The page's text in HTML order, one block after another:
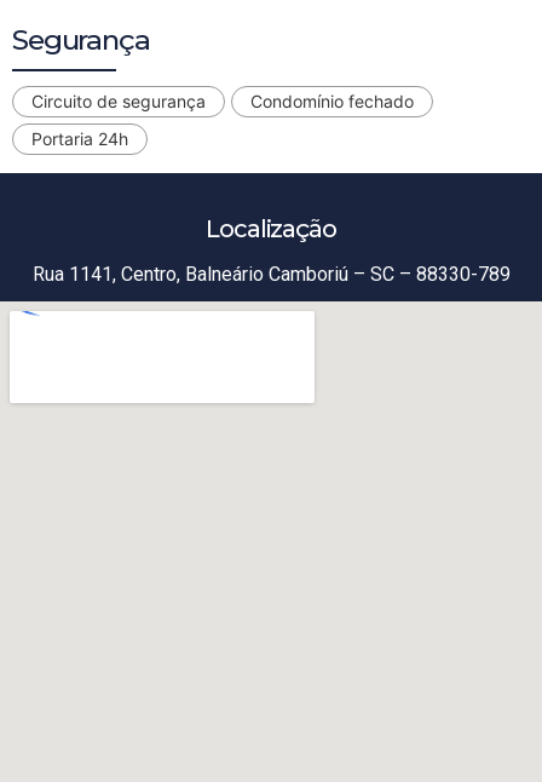
Segurança
Circuito de segurança
Condomínio fechado
Portaria 24h
Localização
Rua 1141, Centro, Balneário Camboriú – SC – 88330-789